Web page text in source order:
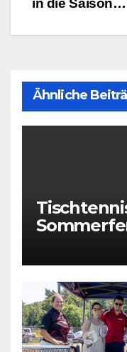
in die Saison…
Ähnliche